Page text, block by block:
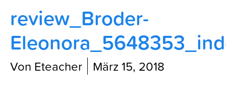
Blog
review_Broder-
Von Eteacher März 15, 2018